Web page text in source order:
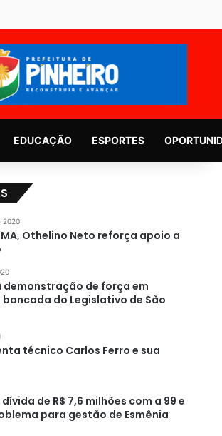
EDUCAÇÃO ESPORTES
2020
Othelino Neto reforça apoio a
demonstração de força em
do Legislativo de São
técnico Carlos Ferro e sua
de R$ 7,6 milhões com a 99 e
para gestão de Esmênia